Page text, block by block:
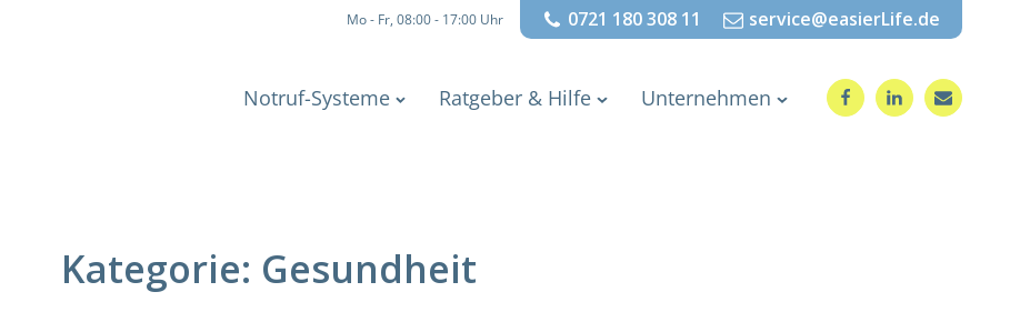
Mo - Fr, 08:00 - 17:00 Uhr 0721 180 308 11 service@easierLife.de
Notruf-Systeme Ratgeber & Hilfe Unternehmen
Kategorie: Gesundheit